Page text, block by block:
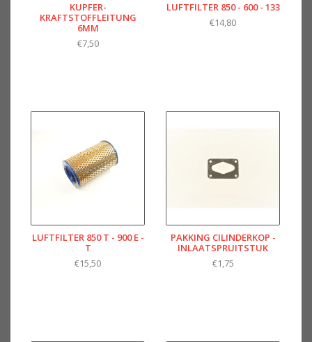
KUPFER-
KRAFTSTOFFLEITUNG
6MM
€7,50
LUFTFILTER 850 - 600 - 133
€14,80
LUFTFILTER 850 T - 900 E -
T
€15,50
PAKKING CILINDERKOP -
INLAATSPRUITSTUK
€1,75